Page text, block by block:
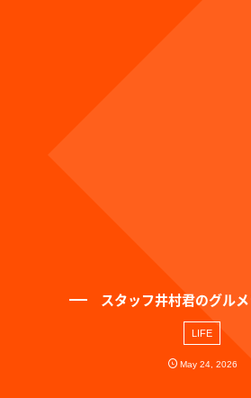
スタッフ井村君のグルメ
LIFE
May 24 ,2026